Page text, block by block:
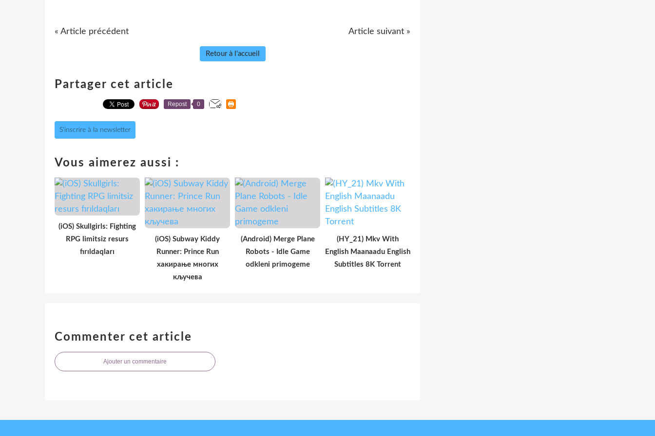
« Article précédent Article suivant »
Retour à l'accueil
Partager cet article
Repost 0
S'inscrire à la newsletter
Vous aimerez aussi :
(iOS) Skullgirls: Fighting
RPG limitsiz resurs
fırıldaqları
(iOS) Subway Kiddy
Runner: Prince Run
хакирање многих
кључева
(Android) Merge Plane
Robots - Idle Game
odkleni primogeme
(HY_21) Mkv With
English Maanaadu English
Subtitles 8K Torrent
Commenter cet article
Ajouter un commentaire